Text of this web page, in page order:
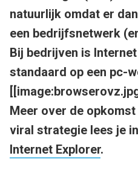
natuurlijk omdat er
een bedrijfsnetwerk
Bij bedrijven is
standaard op een pc-
Meer over de
viral strategie lees je in
Internet Explorer.